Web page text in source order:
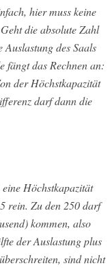
hier muss keine
die absolute Zahl
des Saals
fängt das Rechnen an:
der Höchstkapazität
darf dann die
Höchstkapazität
rein. Zu den 250 darf
kommen, also
der Auslastung plus
sind nicht